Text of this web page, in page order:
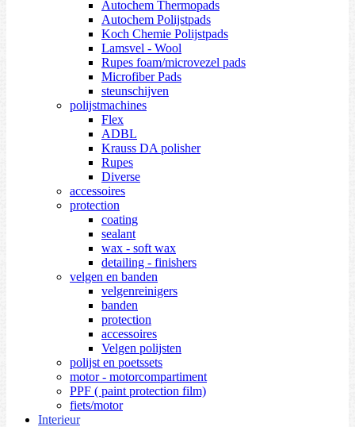
Autochem Thermopads
Autochem Polijstpads
Koch Chemie Polijstpads
Lamsvel - Wool
Rupes foam/microvezel pads
Microfiber Pads
steunschijven
polijstmachines
Flex
ADBL
Krauss DA polisher
Rupes
Diverse
accessoires
protection
coating
sealant
wax - soft wax
detailing - finishers
velgen en banden
velgenreinigers
banden
protection
accessoires
Velgen polijsten
polijst en poetssets
motor - motorcompartiment
PPF ( paint protection film)
fiets/motor
Interieur